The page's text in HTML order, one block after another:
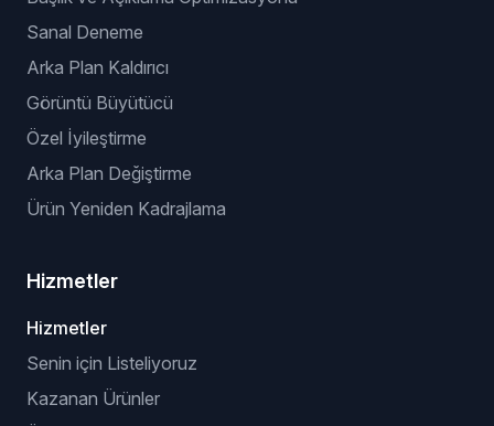
Sanal Deneme
Arka Plan Kaldırıcı
Görüntü Büyütücü
Özel İyileştirme
Arka Plan Değiştirme
Ürün Yeniden Kadrajlama
Hizmetler
Hizmetler
Senin için Listeliyoruz
Kazanan Ürünler